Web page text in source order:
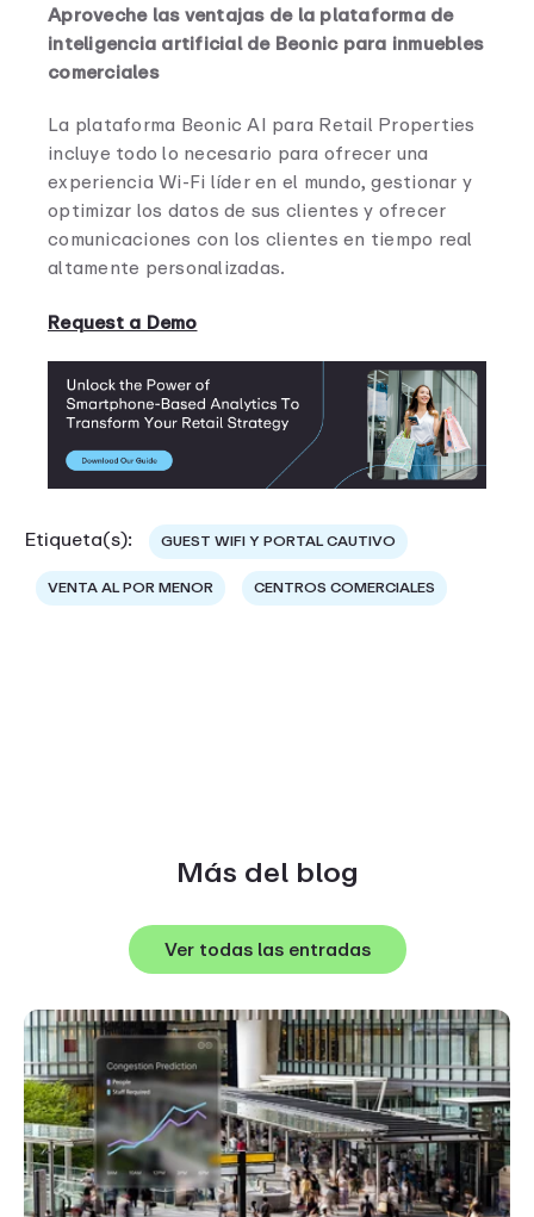
Aproveche las ventajas de la plataforma de
inteligencia artificial de Beonic para inmuebles
comerciales
La plataforma Beonic AI para Retail Properties
incluye todo lo necesario para ofrecer una
experiencia Wi-Fi líder en el mundo, gestionar y
optimizar los datos de sus clientes y ofrecer
comunicaciones con los clientes en tiempo real
altamente personalizadas.
Request a Demo
Etiqueta(s):
GUEST WIFI Y PORTAL CAUTIVO
VENTA AL POR MENOR
CENTROS COMERCIALES
Más del blog
Ver todas las entradas